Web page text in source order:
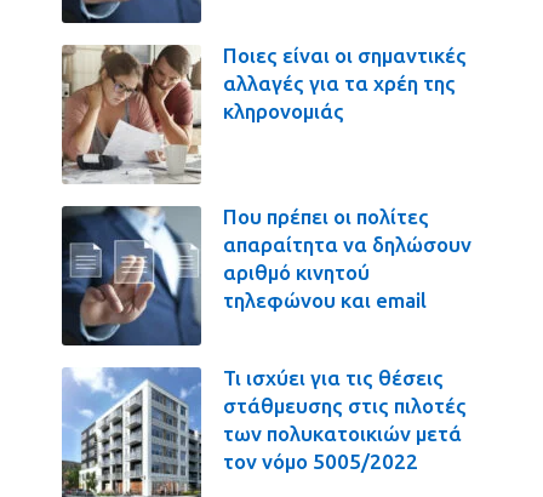
Ποιες είναι οι σημαντικές
αλλαγές για τα χρέη της
κληρονομιάς
Που πρέπει οι πολίτες
απαραίτητα να δηλώσουν
αριθμό κινητού
τηλεφώνου και email
Τι ισχύει για τις θέσεις
στάθμευσης στις πιλοτές
των πολυκατοικιών μετά
τον νόμο 5005/2022